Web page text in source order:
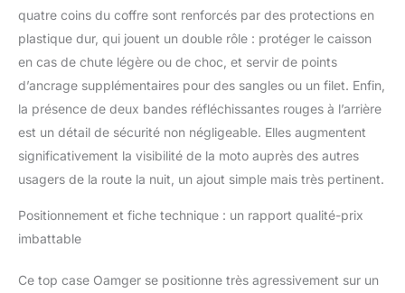
sécurité, pour une
utilisation immédiate. La
housse de protection est
universellement
applicable aux motos de
toutes marques et peut
porte-bagages arrière,
élargissant ainsi
considérablement son
quatre coins du coffre sont renforcés par des protections en
plastique dur, qui jouent un double rôle : protéger le caisson
en cas de chute légère ou de choc, et servir de points
d’ancrage supplémentaires pour des sangles ou un filet. Enfin,
la présence de deux bandes réfléchissantes rouges à l’arrière
est un détail de sécurité non négligeable. Elles augmentent
significativement la visibilité de la moto auprès des autres
usagers de la route la nuit, un ajout simple mais très pertinent.
Positionnement et fiche technique : un rapport qualité-prix
imbattable
Ce top case Oamger se positionne très agressivement sur un